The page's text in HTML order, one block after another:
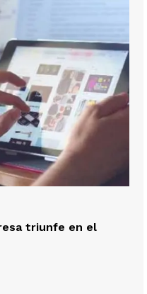
triunfe en el